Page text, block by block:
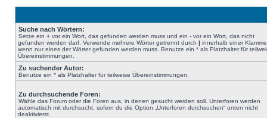
Suche nach Wörtern:
Setze ein + vor ein Wort, das gefunden werden muss und ein - vor ein Wort, das nicht
gefunden werden darf. Verwende mehrere Wörter getrennt durch | innerhalb einer
wenn nur eines der Wörter gefunden werden muss. Benutze ein * als Platzhalter für
Übereinstimmungen.
Zu suchender Autor:
Benutze ein * als Platzhalter für teilweise Übereinstimmungen.
Zu durchsuchende Foren:
Wähle das Forum oder die Foren aus, in denen gesucht werden soll. Unterforen werden
automatisch mit durchsucht, sofern du die Option „Unterforen durchsuchen“ unten nicht
deaktivierst.